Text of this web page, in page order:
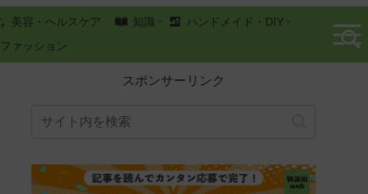
美容・ヘルスケア 知識
ハンドメイド・DIY
ファッション
スポンサーリンク